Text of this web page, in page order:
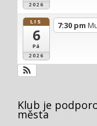
2026
LIS
6
Pá
2026
7:30 pm
Klub je
města